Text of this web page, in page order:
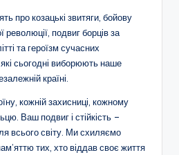
про козацькі звитяги, бойову
революції, подвиг борців за
та героїзм сучасних
які сьогодні виборюють наше
країні.
кожній захисниці, кожному
Ваш подвиг і стійкість –
всього світу. Ми схиляємо
тих, хто віддав своє життя